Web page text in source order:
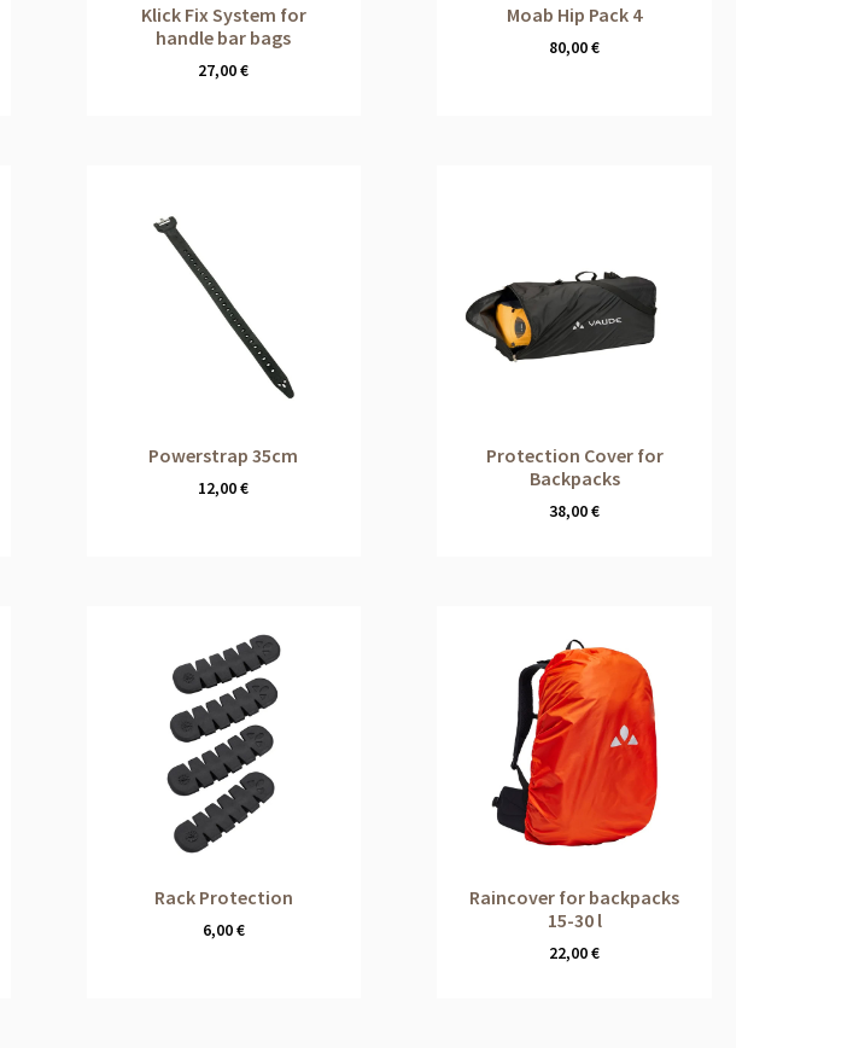
Klick Fix System for
handle bar bags
27,00€
Moab Hip Pack 4
80,00€
Powerstrap 35cm
12,00€
Protection Cover for
Backpacks
38,00€
Rack Protection
6,00€
Raincover for backpacks
15-30 l
22,00€